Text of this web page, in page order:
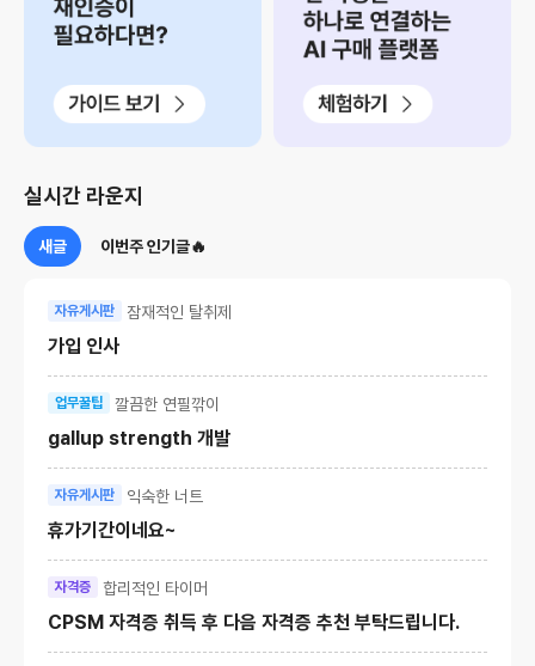
실시간 라운지
새글 이번주 인기글🔥
자유게시판 잠재적인 탈취제
가입 인사
업무꿀팁 깔끔한 연필깎이
gallup strength 개발
자유게시판 익숙한 너트
휴가기간이네요~
자격증 합리적인 타이머
CPSM 자격증 취득 후 다음 자격증 추천 부탁드립니다.